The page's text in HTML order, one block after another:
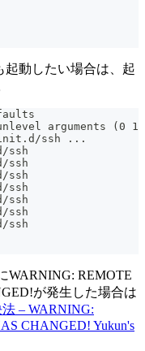
起動したい場合は、起
arguments (0 1
init.d/ssh ...
ssh
ssh
ssh
ssh
ssh
ssh
ssh
WARNING: REMOTE
が発生した場合は
法 – WARNING:
CHANGED! Yukun's